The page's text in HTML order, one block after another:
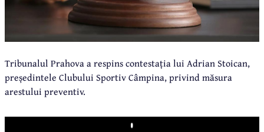
Tribunalul Prahova a respins contestația lui Adrian Stoican,
președintele Clubului Sportiv Câmpina, privind măsura
arestului preventiv.